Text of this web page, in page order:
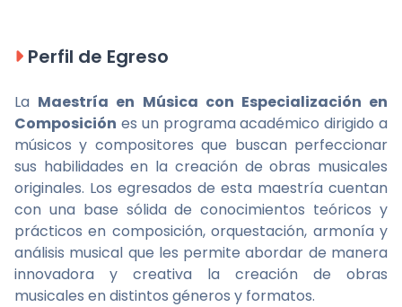
Perfil de Egreso
La Maestría en Música con Especialización en
Composición es un programa académico dirigido a
músicos y compositores que buscan perfeccionar
sus habilidades en la creación de obras musicales
originales. Los egresados de esta maestría cuentan
con una base sólida de conocimientos teóricos y
prácticos en composición, orquestación, armonía y
análisis musical que les permite abordar de manera
innovadora y creativa la creación de obras
musicales en distintos géneros y formatos.